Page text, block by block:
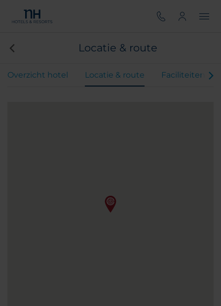
Locatie & route
Overzicht hotel Locatie & route Faciliteiten